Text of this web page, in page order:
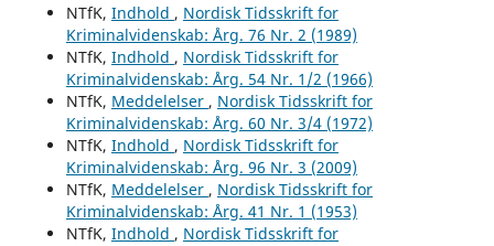
NTfK, Indhold , Nordisk Tidsskrift for
Kriminalvidenskab: Årg. 76 Nr. 2 (1989)
NTfK, Indhold , Nordisk Tidsskrift for
Kriminalvidenskab: Årg. 54 Nr. 1/2 (1966)
NTfK, Meddelelser , Nordisk Tidsskrift for
Kriminalvidenskab: Årg. 60 Nr. 3/4 (1972)
NTfK, Indhold , Nordisk Tidsskrift for
Kriminalvidenskab: Årg. 96 Nr. 3 (2009)
NTfK, Meddelelser , Nordisk Tidsskrift for
Kriminalvidenskab: Årg. 41 Nr. 1 (1953)
NTfK, Indhold , Nordisk Tidsskrift for